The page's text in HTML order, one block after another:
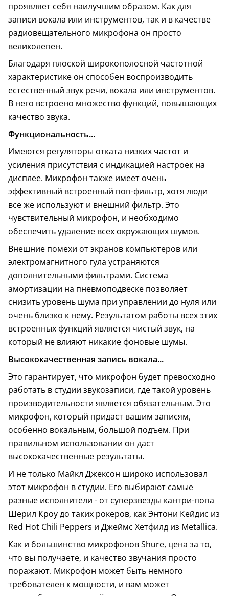
проявляет себя наилучшим образом. Как для
записи вокала или инструментов, так и в качестве
радиовещательного микрофона он просто
великолепен.
Благодаря плоской широкополосной частотной
характеристике он способен воспроизводить
естественный звук речи, вокала или инструментов.
В него встроено множество функций, повышающих
качество звука.
Функциональность...
Имеются регуляторы отката низких частот и
усиления присутствия с индикацией настроек на
дисплее. Микрофон также имеет очень
эффективный встроенный поп-фильтр, хотя люди
все же используют и внешний фильтр. Это
чувствительный микрофон, и необходимо
обеспечить удаление всех окружающих шумов.
Внешние помехи от экранов компьютеров или
электромагнитного гула устраняются
дополнительными фильтрами. Система
амортизации на пневмоподвеске позволяет
снизить уровень шума при управлении до нуля или
очень близко к нему. Результатом работы всех этих
встроенных функций является чистый звук, на
который не влияют никакие фоновые шумы.
Высококачественная запись вокала...
Это гарантирует, что микрофон будет превосходно
работать в студии звукозаписи, где такой уровень
производительности является обязательным. Это
микрофон, который придаст вашим записям,
особенно вокальным, большой подъем. При
правильном использовании он даст
высококачественные результаты.
И не только Майкл Джексон широко использовал
этот микрофон в студии. Его выбирают самые
разные исполнители - от суперзвезды кантри-попа
Шерил Кроу до таких рокеров, как Энтони Кейдис из
Red Hot Chili Peppers и Джеймс Хетфилд из Metallica.
Как и большинство микрофонов Shure, цена за то,
что вы получаете, и качество звучания просто
поражают. Микрофон может быть немного
требователен к мощности, и вам может